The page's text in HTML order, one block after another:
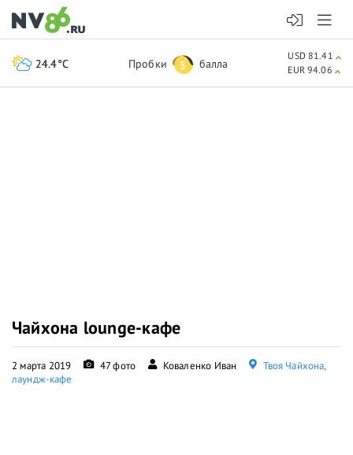
Чайхона lounge-кафе
2 марта 2019 47 фото Коваленко Иван
Твоя Чайхона,
лаундж-кафе
24.4°C Пробки 5 балла
USD 81.41
EUR 94.06